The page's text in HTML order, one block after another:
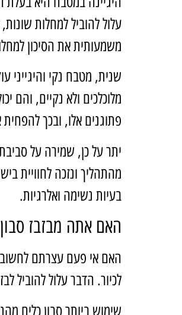
עלול להוביל למחלות
משמעותית את הסיכון
שנית, מטבח נקי והיגייני
מלוכלכים ולא נקיים, והם
פתוגנים אלו, ובכך
יתר על כן, שמירה על
מהתהליך ונזכה לחוויית
בעיות נשימה ואלרגיות.
האם אתה מבזבז סבון
האם אי פעם עצרתם לחשוב
לכיור. הדבר עלול להוביל
שימוש ביותר סבון כלים